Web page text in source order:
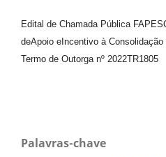
Edital de Chamada Pública
deApoio e Incentivo à
Termo de Outorga nº 2022TR1805
Palavras-chave